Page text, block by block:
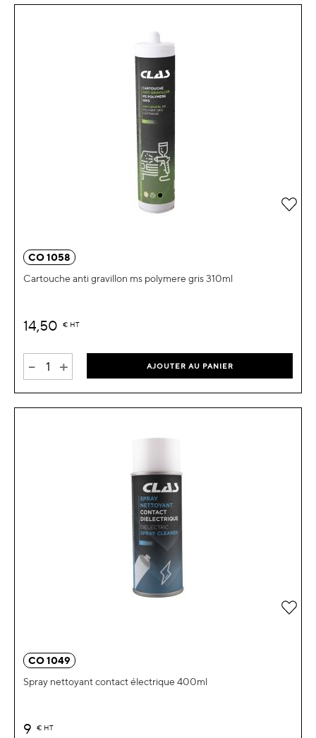
CO 1058
Cartouche anti gravillon ms polymere gris 310ml
14,50 € HT
- + AJOUTER AU PANIER
CO 1049
Spray nettoyant contact électrique 400ml
9 € HT